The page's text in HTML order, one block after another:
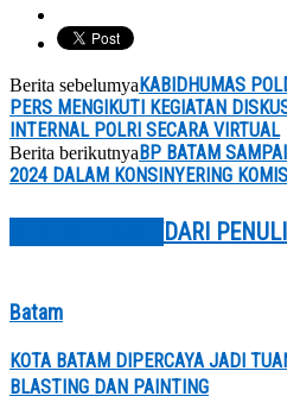
Berita sebelumyaKABIDHUMAS
PERS MENGIKUTI KEGIATAN
INTERNAL POLRI SECARA VIRTUAL
Berita berikutnyaBP BATAM
2024 DALAM KONSINYERING
DARI
Batam
KOTA BATAM DIPERCAYA JADI
BLASTING DAN PAINTING